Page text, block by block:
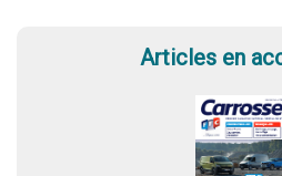
Articles en